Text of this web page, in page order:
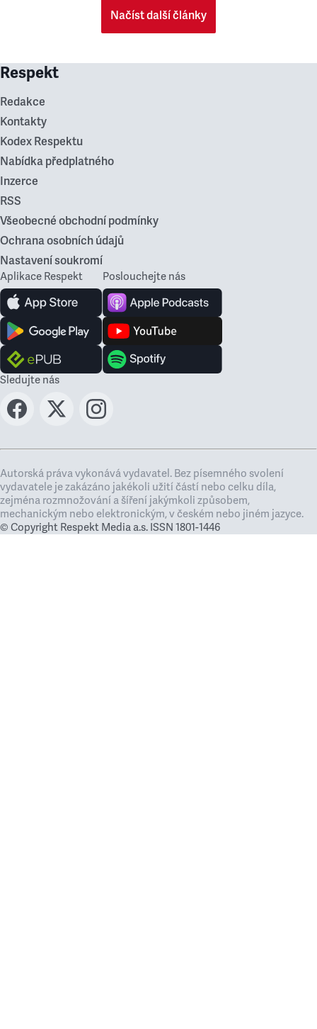
Načíst další články
Respekt
Redakce
Kontakty
Kodex Respektu
Nabídka předplatného
Inzerce
RSS
Všeobecné obchodní podmínky
Ochrana osobních údajů
Nastavení soukromí
Aplikace Respekt Poslouchejte nás
Sledujte nás
Autorská práva vykonává vydavatel. Bez písemného svolení
vydavatele je zakázáno jakékoli užití částí nebo celku díla,
zejména rozmnožování a šíření jakýmkoli způsobem,
mechanickým nebo elektronickým, v českém nebo jiném jazyce.
© Copyright Respekt Media a.s. ISSN 1801-1446